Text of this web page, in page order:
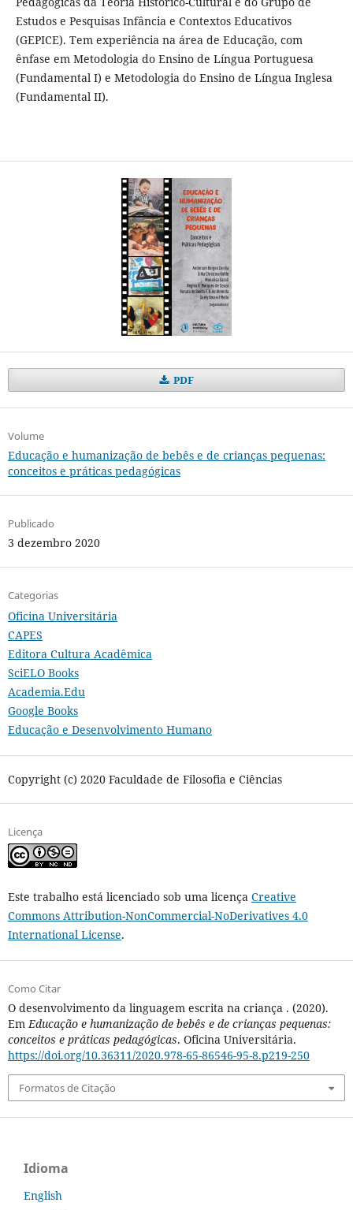
Estudos e Pesquisas Infância e Contextos Educativos
(GEPICE). Tem experiência na área de Educação, com
ênfase em Metodologia do Ensino de Língua Portuguesa
(Fundamental I) e Metodologia do Ensino de Língua Inglesa
(Fundamental II).
PDF
Volume
Educação e humanização de bebês e de crianças pequenas:
conceitos e práticas pedagógicas
Publicado
3 dezembro 2020
Categorias
Oficina Universitária
CAPES
Editora Cultura Acadêmica
SciELO Books
Academia.Edu
Google Books
Educação e Desenvolvimento Humano
Copyright (c) 2020 Faculdade de Filosofia e Ciências
Licença
Este trabalho está licenciado sob uma licença Creative
Commons Attribution-NonCommercial-NoDerivatives 4.0
International License.
Como Citar
O desenvolvimento da linguagem escrita na criança . (2020).
Em Educação e humanização de bebês e de crianças pequenas:
conceitos e práticas pedagógicas. Oficina Universitária.
https://doi.org/10.36311/2020.978-65-86546-95-8.p219-250
Formatos de Citação
Idioma
English